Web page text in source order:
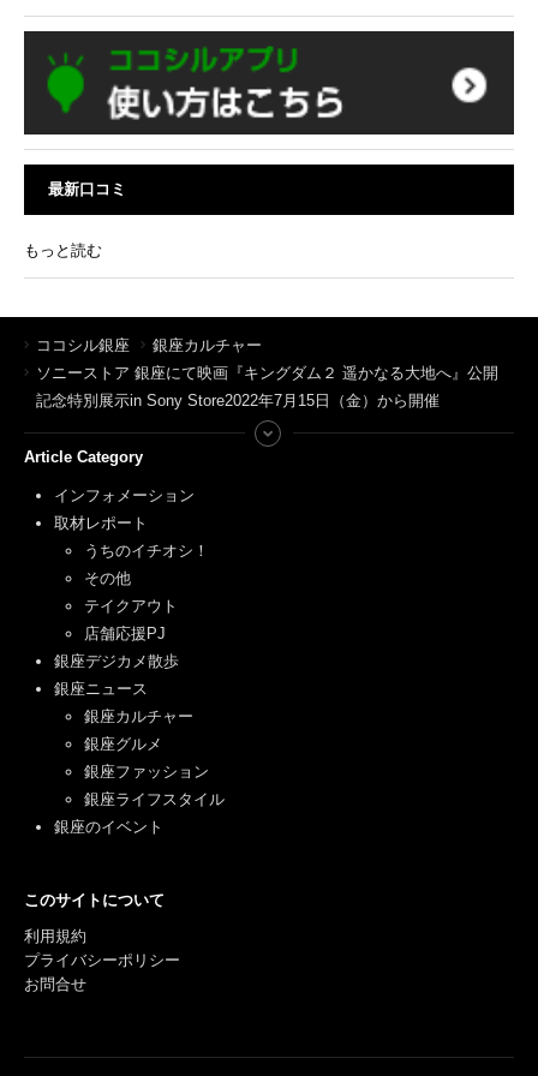
最新口コミ
もっと読む
ココシル銀座
銀座カルチャー
ソニーストア 銀座にて映画『キングダム２ 遥かなる大地へ』公開
記念特別展示in Sony Store2022年7月15日（金）から開催
Article Category
インフォメーション
取材レポート
うちのイチオシ！
その他
テイクアウト
店舗応援PJ
銀座デジカメ散歩
銀座ニュース
銀座カルチャー
銀座グルメ
銀座ファッション
銀座ライフスタイル
銀座のイベント
このサイトについて
利用規約
プライバシーポリシー
お問合せ